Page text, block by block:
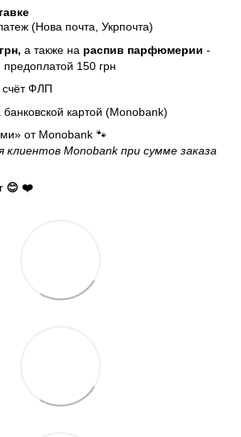
(Нова почта, Укрпочта)
а также на распив парфюмерии -
150 грн
счёт ФЛП
картой (Monobank)
от Monobank 🐾
Monobank при сумме заказа
😊 ❤️